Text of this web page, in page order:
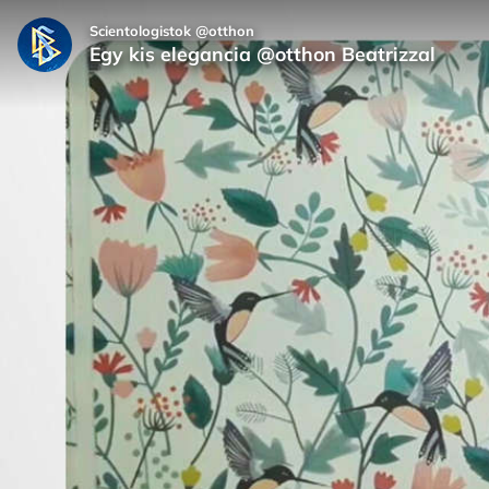
Scientologistok @otthon
Egy kis elegancia @otthon Beatrizzal